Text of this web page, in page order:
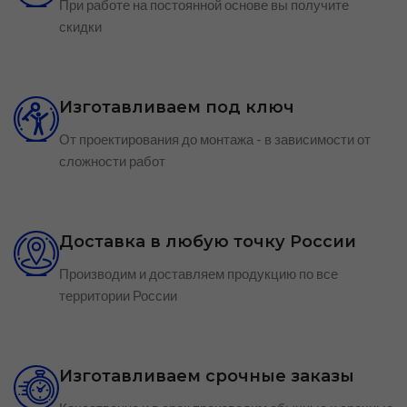
При работе на постоянной основе вы получите
скидки
Изготавливаем под ключ
От проектирования до монтажа - в зависимости от
сложности работ
Доставка в любую точку России
Производим и доставляем продукцию по все
территории России
Изготавливаем срочные заказы